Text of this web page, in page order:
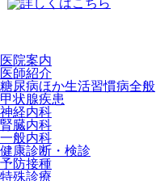
医院案内
医師紹介
糖尿病ほか生活習慣病全般
甲状腺疾患
神経内科
腎臓内科
一般内科
健康診断・検診
予防接種
特殊診療